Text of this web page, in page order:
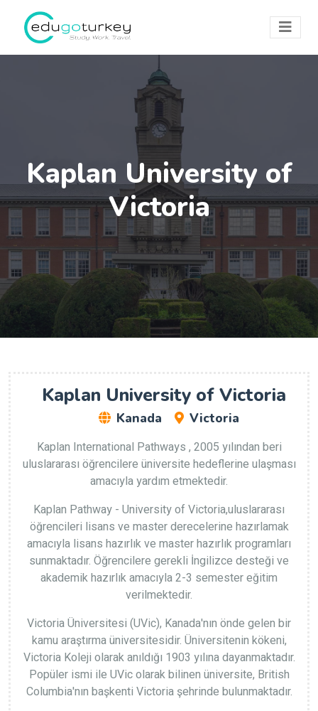
Kaplan University of
Victoria
Kaplan University of Victoria
Kanada
Victoria
Kaplan International Pathways , 2005 yılından beri
uluslararası öğrencilere üniversite hedeflerine ulaşması
amacıyla yardım etmektedir.
Kaplan Pathway - University of Victoria,uluslararası
öğrencileri lisans ve master derecelerine hazırlamak
amacıyla lisans hazırlık ve master hazırlık programları
sunmaktadır. Öğrencilere gerekli İngilizce desteği ve
akademik hazırlık amacıyla 2-3 semester eğitim
verilmektedir.
Victoria Üniversitesi (UVic), Kanada'nın önde gelen bir
kamu araştırma üniversitesidir. Üniversitenin kökeni,
Victoria Koleji olarak anıldığı 1903 yılına dayanmaktadır.
Popüler ismi ile UVic olarak bilinen üniversite, British
Columbia'nın başkenti Victoria şehrinde bulunmaktadır.